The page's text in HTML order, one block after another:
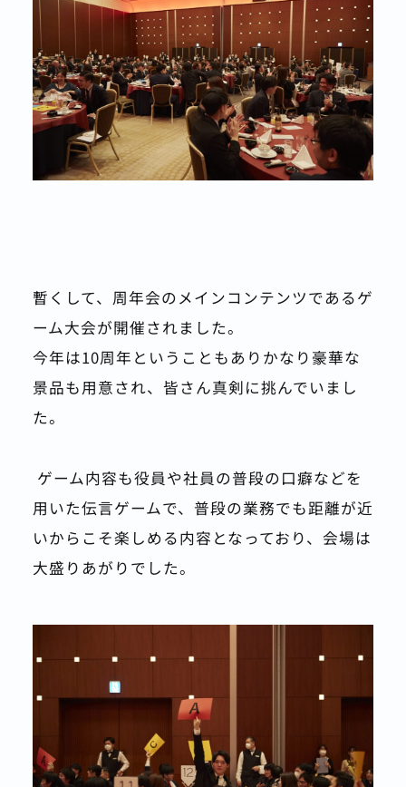
暫くして、周年会のメインコンテンツであるゲ
ーム大会が開催されました。
今年は10周年ということもありかなり豪華な
景品も用意され、皆さん真剣に挑んでいまし
た。
ゲーム内容も役員や社員の普段の口癖などを
用いた伝言ゲームで、普段の業務でも距離が近
いからこそ楽しめる内容となっており、会場は
大盛りあがりでした。